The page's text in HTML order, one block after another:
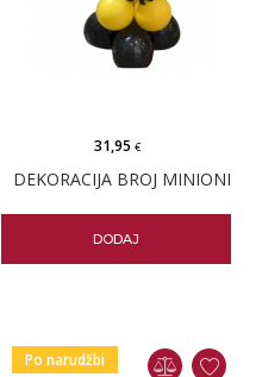
DEKORACIJA BROJ MINIONI
31,95€
DODAJ
Po narudžbi